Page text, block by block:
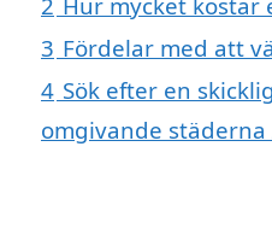
3 Fördelar med att
4 Sök efter en
omgivande städerna